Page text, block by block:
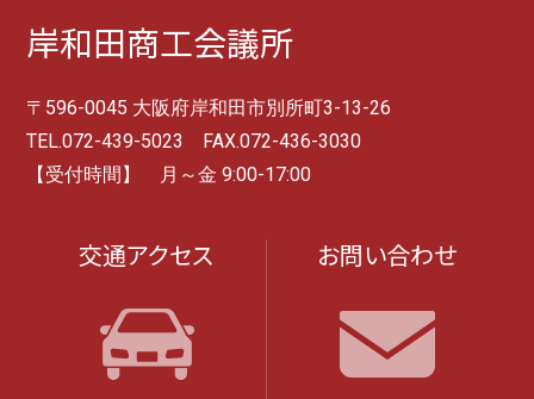
岸和田商工会議所
〒596-0045 大阪府岸和田市別所町3-13-26
TEL.072-439-5023 FAX.072-436-3030
【受付時間】 月～金 9:00-17:00
交通アクセス お問い合わせ